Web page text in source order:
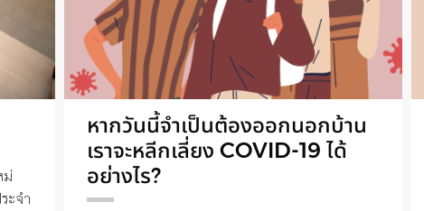
ะจำ
หากวันนี้จำเป็นต้องออกนอกบ้าน
เราจะหลีกเลี่ยง COVID-19 ได้
อย่างไร?